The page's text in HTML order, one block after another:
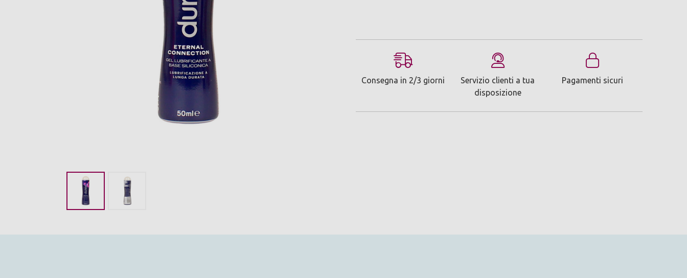
Consegna in 2/3 giorni
Servizio clienti a tua
disposizione
Pagamenti sicuri